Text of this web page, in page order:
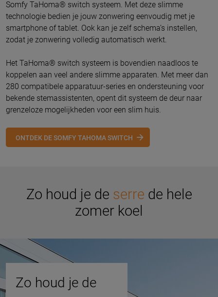
Somfy TaHoma® switch systeem. Met deze slimme
technologie bedien je jouw zonwering eenvoudig met je
smartphone of tablet. Ook kan je zelf schema’s instellen,
zodat je zonwering volledig automatisch werkt.
Het TaHoma® switch systeem is bovendien naadloos te
koppelen aan veel andere slimme apparaten. Met meer dan
280 compatibele apparatuur-series en ondersteuning voor
bekende stemassistenten, opent dit systeem de deur naar
grenzeloze mogelijkheden voor een slim huis.
ONTDEK DE SOMFY TAHOMA SWITCH
Zo houd je de serre de hele
zomer koel
Zo houd je de